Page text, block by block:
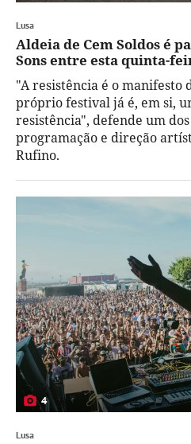
Lusa
Aldeia de Cem Soldos é
Sons entre esta quinta-
"A resistência é o manifesto
próprio festival já é, em si,
resistência", defende um
programação e direção
Rufino.
4
Lusa